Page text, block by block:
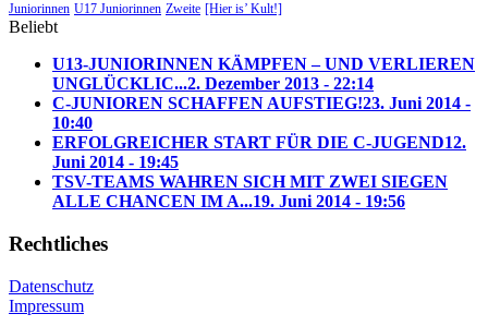
Juniorinnen U17 Juniorinnen Zweite [Hier is’ Kult!]
Beliebt
U13-JUNIORINNEN KÄMPFEN – UND VERLIEREN
UNGLÜCKLIC...2. Dezember 2013 - 22:14
C-JUNIOREN SCHAFFEN AUFSTIEG!23. Juni 2014 -
10:40
ERFOLGREICHER START FÜR DIE C-JUGEND12.
Juni 2014 - 19:45
TSV-TEAMS WAHREN SICH MIT ZWEI SIEGEN
ALLE CHANCEN IM A...19. Juni 2014 - 19:56
Rechtliches
Datenschutz
Impressum